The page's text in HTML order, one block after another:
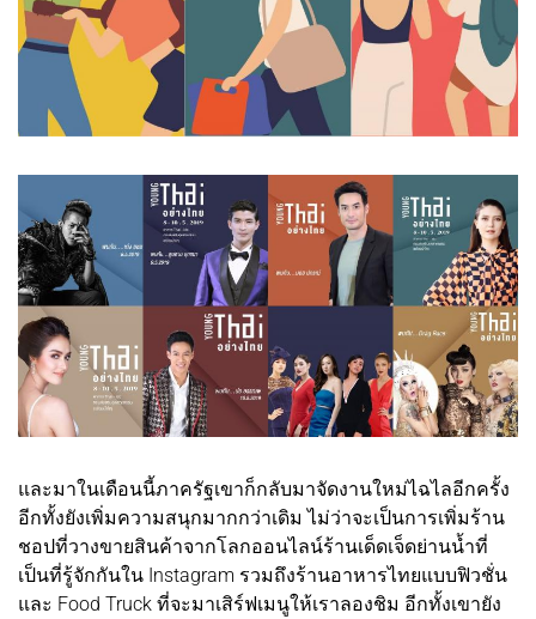
และมาในเดือนนี้ภาครัฐเขาก็กลับมาจัดงานใหม่ไฉไลอีกครั้ง
อีกทั้งยังเพิ่มความสนุกมากกว่าเดิม ไม่ว่าจะเป็นการเพิ่มร้าน
ชอปที่วางขายสินค้าจากโลกออนไลน์ร้านเด็ดเจ็ดย่านน้ำที่
เป็นที่รู้จักกันใน Instagram รวมถึงร้านอาหารไทยแบบฟิวชั่น
และ Food Truck ที่จะมาเสิร์ฟเมนูให้เราลองชิม อีกทั้งเขายัง